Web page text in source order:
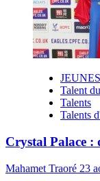
Talent
Talents
Talents
Crystal Palace :
Mahamet Traoré 23